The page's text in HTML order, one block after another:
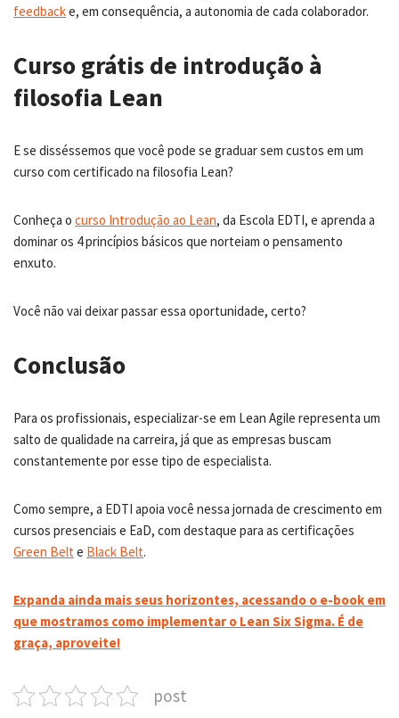
feedbacke, em consequência, a autonomia de cada colaborador.
Curso grátis de introdução à
filosofia Lean
E se disséssemos que você pode se graduar sem custos em um
curso com certificado na filosofia Lean?
Conheça o curso Introdução ao Lean, da Escola EDTI, e aprenda a
dominar os 4 princípios básicos que norteiam o pensamento
enxuto.
Você não vai deixar passar essa oportunidade, certo?
Conclusão
Para os profissionais, especializar-se em Lean Agile representa um
salto de qualidade na carreira, já que as empresas buscam
constantemente por esse tipo de especialista.
Como sempre, a EDTI apoia você nessa jornada de crescimento em
cursos presenciais e EaD, com destaque para as certificações
Green Belte Black Belt.
Expanda ainda mais seus horizontes, acessando o e-book em
que mostramos como implementar o Lean Six Sigma. É de
graça, aproveite!
post